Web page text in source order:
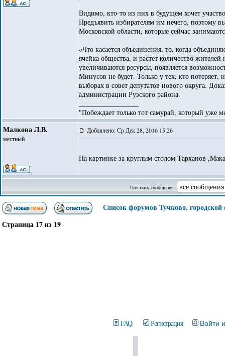
Видимо, кто-то из них в будущем хочет
Предъявить избирателям им нечего, поэтому
Московской области, которые сейчас
«Что касается объединения, то, когда
ячейка общества, и растет количество
увеличиваются ресурсы, появляется
Минусов не будет. Только у тех, кто потеряет,
выборах в совет депутатов нового округа.
администрации Рузского района.
"Побеждает только тот самурай, который уже
Малкова Л.В.
местный
Добавлено: Ср Дек 28, 2016 15:26
На картинке за круглым столом Тарханов
Показать сообщения:
Список форумов Тучково,
Страница 17из 19
FAQ Регистрация Войти